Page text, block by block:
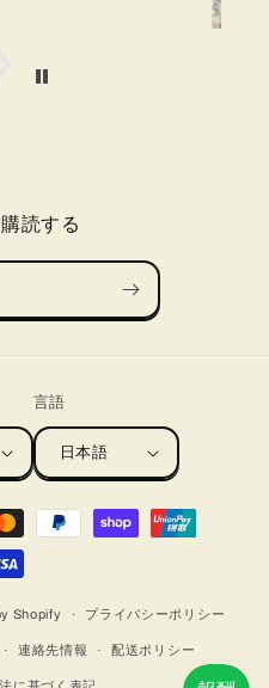
読する
言語
日本語
Shopify プライバシーポリシー
連絡先情報 配送ポリシー